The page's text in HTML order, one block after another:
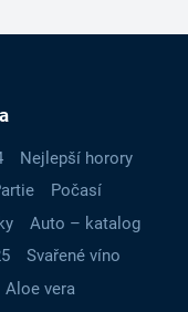
Nejlepší horory
Počasí
Auto – katalog
Svařené víno
Aloe vera